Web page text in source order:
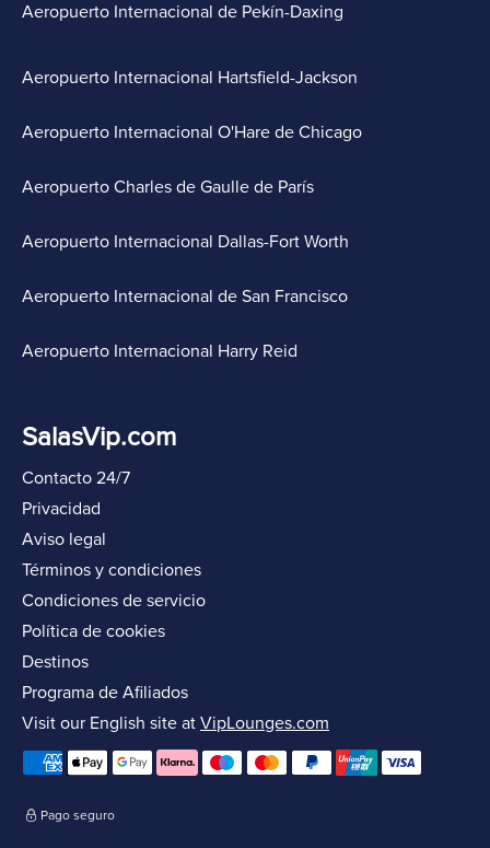
Aeropuerto Internacional de Pekín-Daxing
Aeropuerto Internacional Hartsfield-Jackson
Aeropuerto Internacional O'Hare de Chicago
Aeropuerto Charles de Gaulle de París
Aeropuerto Internacional Dallas-Fort Worth
Aeropuerto Internacional de San Francisco
Aeropuerto Internacional Harry Reid
SalasVip.com
Contacto 24/7
Privacidad
Aviso legal
Términos y condiciones
Condiciones de servicio
Política de cookies
Destinos
Programa de Afiliados
Visit our English site at VipLounges.com
Pago seguro